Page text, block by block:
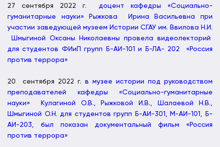
27 сентября 2022 г. доцент кафедры «Социально-
гуманитарные науки» Рыжкова Ирина Васильевна при
участии заведующей музеем Истории СГАУ им. Ввилова Н.И.
Шмыгиной Оксаны Николаевны провела видеолекторий
для студентов ФИиП групп Б-АИ-101 и Б-ЛА- 202 «Россия
против террора»
20 сентября 2022 г. в музее истории под руководством
преподавателей кафедры «Социально-гуманитарные
науки» Кулагиной О.В., Рыжковой И.В., Шалаевой Н.В.,
Шмыгиной О.Н. для студентов групп Б-АИ-301, М-АИ-101, Б-
АИ-203, был показан документальный фильм «Россия
против террора»